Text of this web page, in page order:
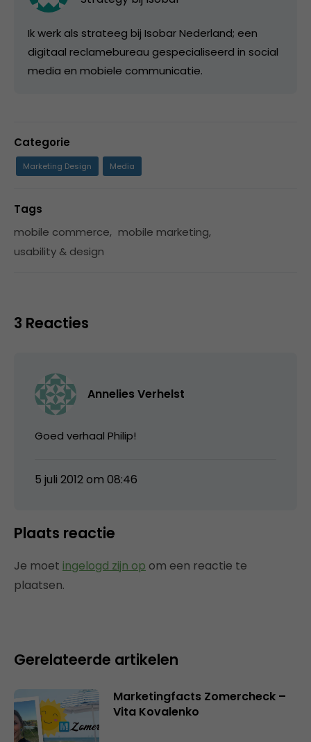
Ik werk als strateeg bij Isobar Nederland; een
digitaal reclamebureau gespecialiseerd in social
media en mobiele communicatie.
Categorie
Marketing Design Media
Tags
mobile commerce, mobile marketing,
usability & design
3 Reacties
Annelies Verhelst
Goed verhaal Philip!
5 juli 2012 om 08:46
Plaats reactie
Je moet ingelogd zijn op om een reactie te
plaatsen.
Gerelateerde artikelen
Marketingfacts Zomercheck –
Vita Kovalenko